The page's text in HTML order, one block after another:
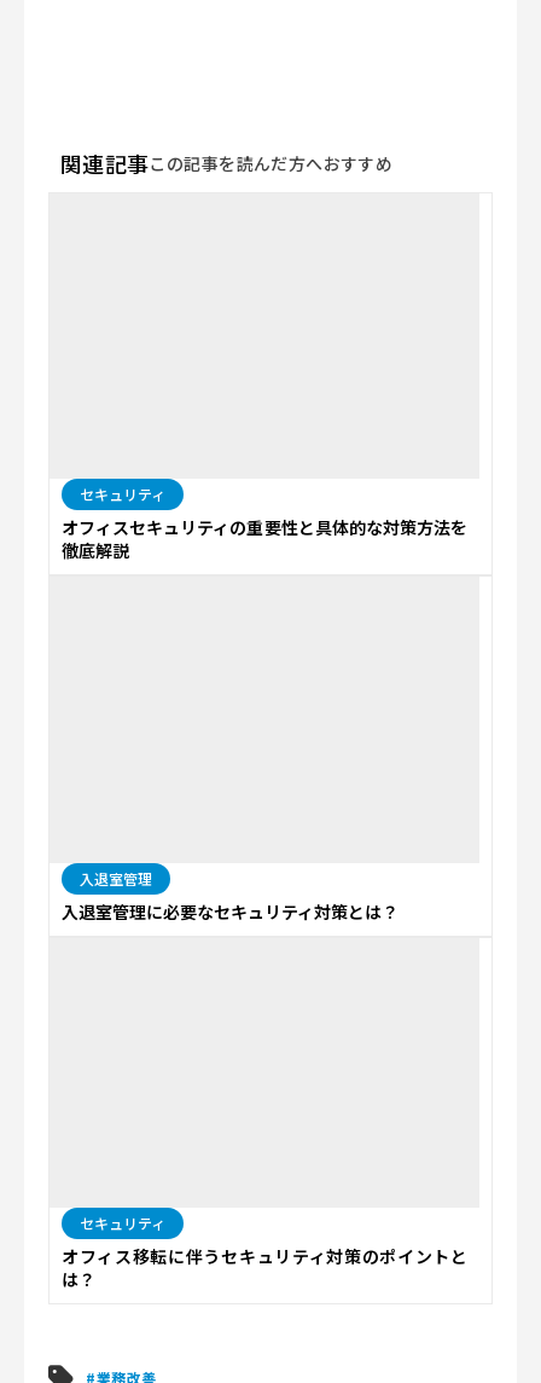
関連記事この記事を読んだ方へおすすめ
セキュリティ
オフィスセキュリティの重要性と具体的な対策方法を
徹底解説
入退室管理
入退室管理に必要なセキュリティ対策とは？
セキュリティ
オフィス移転に伴うセキュリティ対策のポイントと
は？
#業務改善